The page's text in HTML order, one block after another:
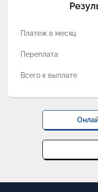
Платеж в месяц
Переплата
Всего к выплате